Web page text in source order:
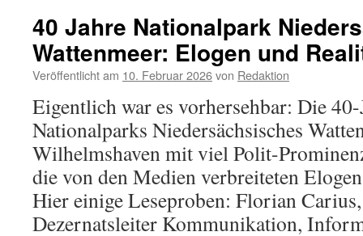
40 Jahre Nationalpark
Wattenmeer: Elogen und
Veröffentlicht am 10. Februar 2026von Redaktion
Eigentlich war es vorhersehbar: Die
Nationalparks Niedersächsisches
Wilhelmshaven mit viel Polit-
die von den Medien verbreiteten
Hier einige Leseproben: Florian
Dezernatsleiter Kommunikation,